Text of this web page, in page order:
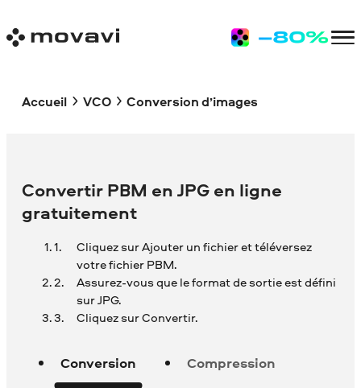
Accueil VCO Conversion d’images
Convertir PBM en JPG en ligne
gratuitement
Cliquez sur Ajouter un fichier et téléversez
votre fichier PBM.
Assurez-vous que le format de sortie est défini
sur JPG.
Cliquez sur Convertir.
Conversion Compression